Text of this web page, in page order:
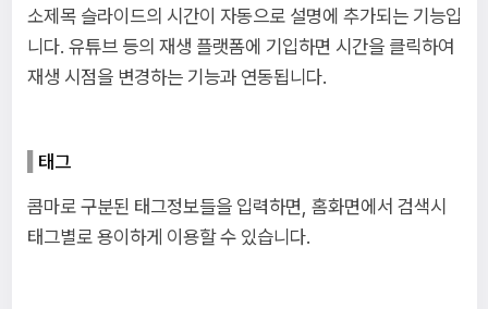
소제목 슬라이드의 시간이 자동으로 설명에 추가되는 기능입
니다. 유튜브 등의 재생 플랫폼에 기입하면 시간을 클릭하여
재생 시점을 변경하는 기능과 연동됩니다.
태그
콤마로 구분된 태그정보들을 입력하면, 홈화면에서 검색시
태그별로 용이하게 이용할 수 있습니다.